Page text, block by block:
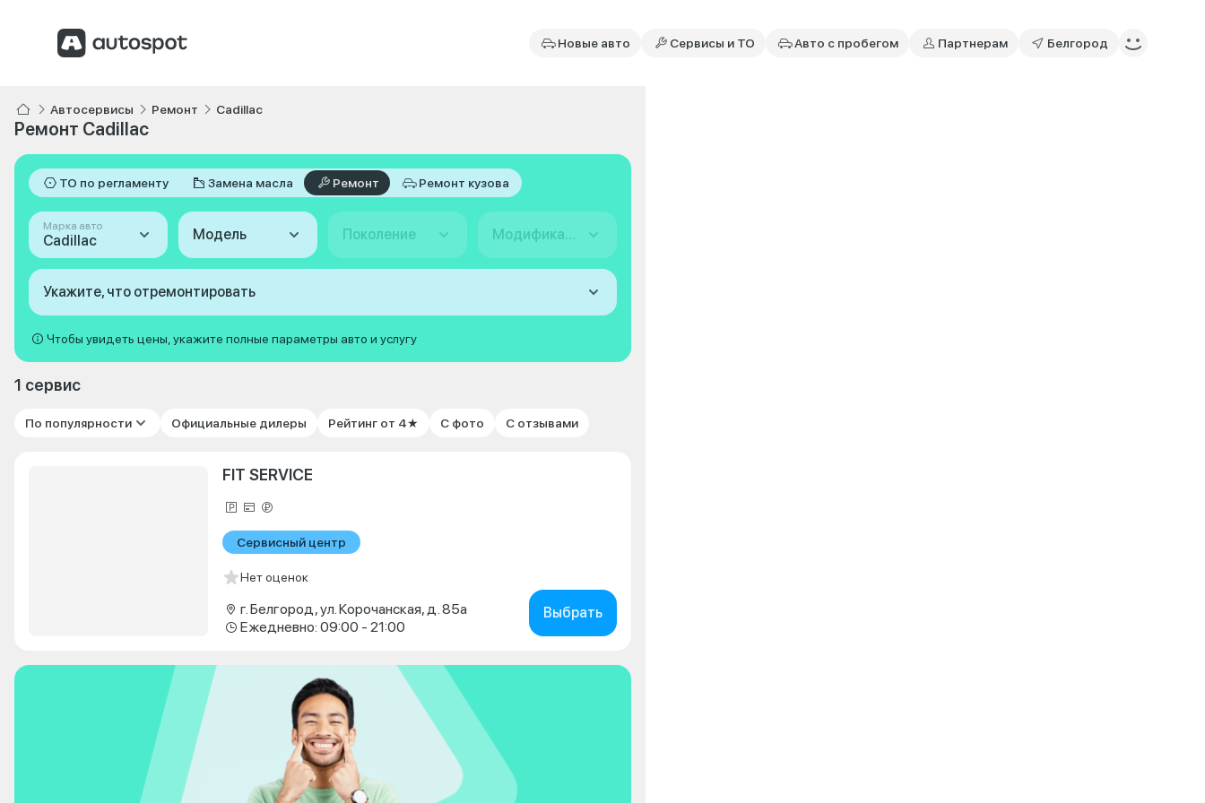
Новые авто Сервисы и ТО Авто с пробегом Партнерам Белгород
Автосервисы Ремонт Cadillac
Ремонт Cadillac
ТО по регламенту Замена масла Ремонт Ремонт кузова
Марка авто
Cadillac Модель Поколение Модификация
Укажите, что отремонтировать
Чтобы увидеть цены, укажите полные параметры авто и услугу
1 сервис
По популярности Официальные дилеры Рейтинг от 4★ С фото С отзывами
FIT SERVICE
Сервисный центр
Нет оценок
г. Белгород, ул. Корочанская, д. 85а
Ежедневно: 09:00 - 21:00
Выбрать